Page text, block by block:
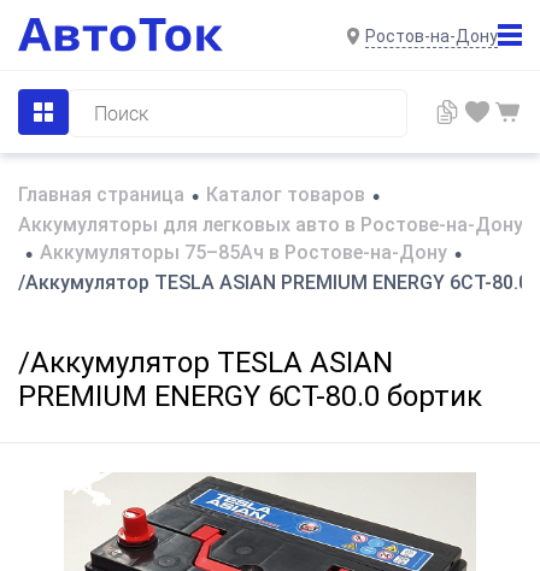
Ростов-на-Дону
Главная страница • Каталог товаров •
Аккумуляторы для легковых авто в Ростове-на-Дону
• Аккумуляторы 75–85Ач в Ростове-на-Дону •
/Аккумулятор TESLA ASIAN PREMIUM ENERGY 6СТ-80.0
/Аккумулятор TESLA ASIAN
PREMIUM ENERGY 6СТ-80.0 бортик